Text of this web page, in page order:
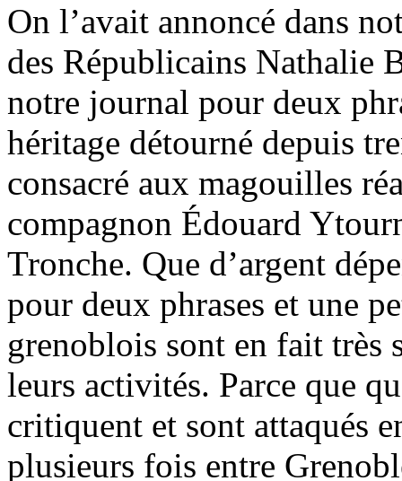
On l’avait annoncé dans
des Républicains Nathalie
notre journal pour deux
héritage détourné depuis
consacré aux magouilles
compagnon Édouard
Tronche. Que d’argent
pour deux phrases et une
grenoblois sont en fait
leurs activités. Parce que
critiquent et sont attaqués
plusieurs fois entre